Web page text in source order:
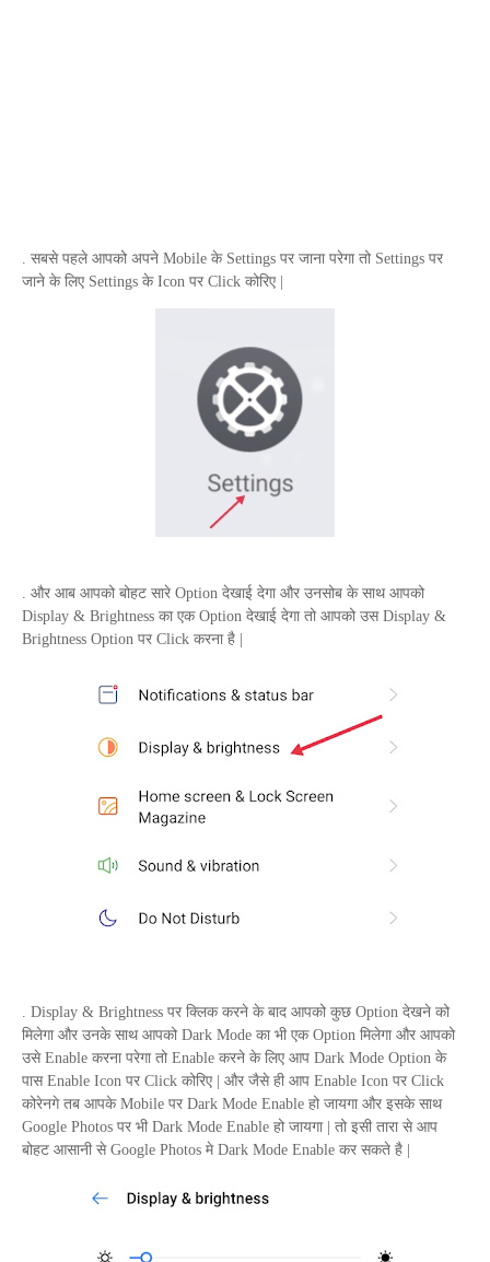
. सबसे पहले आपको अपने Mobile के Settings पर जाना परेगा तो Settings पर
जाने के लिए Settings के Icon पर Click कोरिए |
. और आब आपको बोहट सारे Option देखाई देगा और उनसोब के साथ आपको
Display & Brightness का एक Option देखाई देगा तो आपको उस Display &
Brightness Option पर Click करना है |
. Display & Brightness पर क्लिक करने के बाद आपको कुछ Option देखने को
मिलेगा और उनके साथ आपको Dark Mode का भी एक Option मिलेगा और आपको
उसे Enable करना परेगा तो Enable करने के लिए आप Dark Mode Option के
पास Enable Icon पर Click कोरिए | और जैसे ही आप Enable Icon पर Click
कोरेनगे तब आपके Mobile पर Dark Mode Enable हो जायगा और इसके साथ
Google Photos पर भी Dark Mode Enable हो जायगा | तो इसी तारा से आप
बोहट आसानी से Google Photos मे Dark Mode Enable कर सकते है |